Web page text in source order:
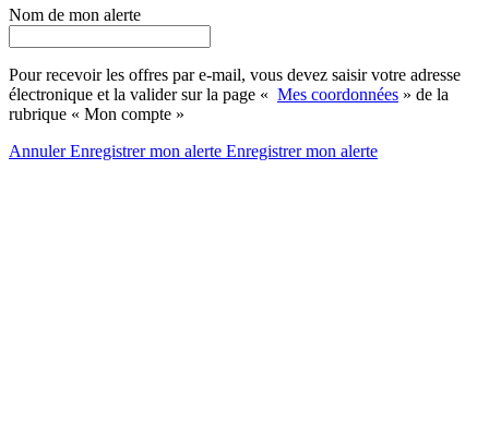
Nom de mon alerte
Pour recevoir les offres par e-mail, vous devez saisir votre adresse
électronique et la valider sur la page « Mes coordonnées » de la
rubrique « Mon compte »
AnnulerEnregistrer mon alerte Enregistrermon alerte